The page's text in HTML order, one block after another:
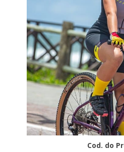
Cod. do